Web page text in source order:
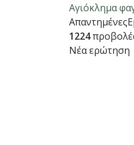
Αγιόκλημα
Απαντημένες
1224
Νέα ερώτηση